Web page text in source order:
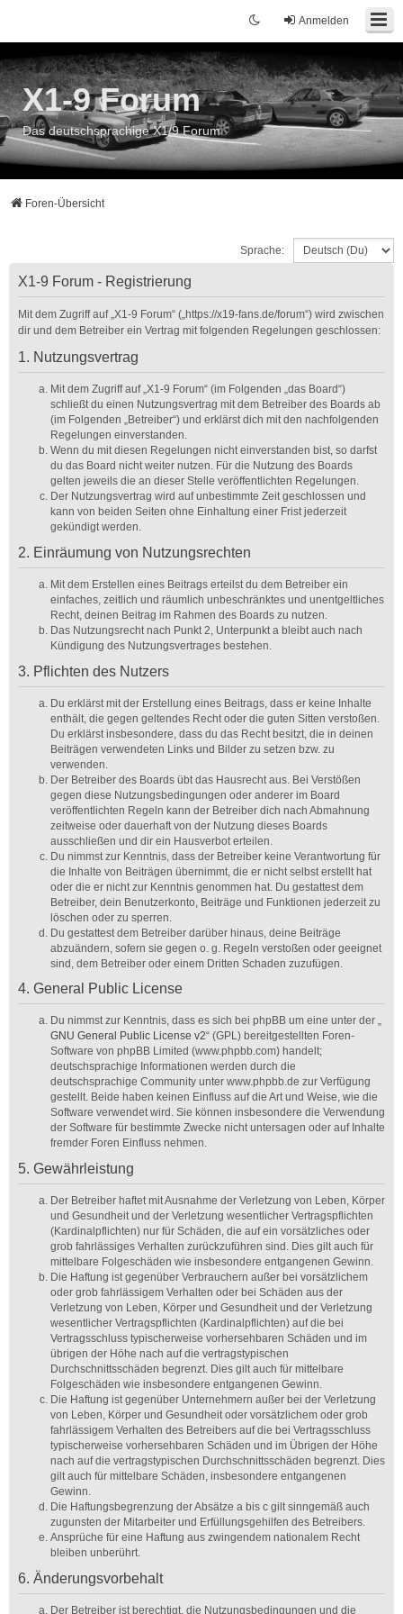
Anmelden
X1-9 Forum
Das deutschsprachige X1/9 Forum
Foren-Übersicht
Sprache:
X1-9 Forum - Registrierung
Mit dem Zugriff auf „X1-9 Forum“ („https://x19-fans.de/forum“) wird zwischen
dir und dem Betreiber ein Vertrag mit folgenden Regelungen geschlossen:
1. Nutzungsvertrag
Mit dem Zugriff auf „X1-9 Forum“ (im Folgenden „das Board“)
schließt du einen Nutzungsvertrag mit dem Betreiber des Boards ab
(im Folgenden „Betreiber“) und erklärst dich mit den nachfolgenden
Regelungen einverstanden.
Wenn du mit diesen Regelungen nicht einverstanden bist, so darfst
du das Board nicht weiter nutzen. Für die Nutzung des Boards
gelten jeweils die an dieser Stelle veröffentlichten Regelungen.
Der Nutzungsvertrag wird auf unbestimmte Zeit geschlossen und
kann von beiden Seiten ohne Einhaltung einer Frist jederzeit
gekündigt werden.
2. Einräumung von Nutzungsrechten
Mit dem Erstellen eines Beitrags erteilst du dem Betreiber ein
einfaches, zeitlich und räumlich unbeschränktes und unentgeltliches
Recht, deinen Beitrag im Rahmen des Boards zu nutzen.
Das Nutzungsrecht nach Punkt 2, Unterpunkt a bleibt auch nach
Kündigung des Nutzungsvertrages bestehen.
3. Pflichten des Nutzers
Du erklärst mit der Erstellung eines Beitrags, dass er keine Inhalte
enthält, die gegen geltendes Recht oder die guten Sitten verstoßen.
Du erklärst insbesondere, dass du das Recht besitzt, die in deinen
Beiträgen verwendeten Links und Bilder zu setzen bzw. zu
verwenden.
Der Betreiber des Boards übt das Hausrecht aus. Bei Verstößen
gegen diese Nutzungsbedingungen oder anderer im Board
veröffentlichten Regeln kann der Betreiber dich nach Abmahnung
zeitweise oder dauerhaft von der Nutzung dieses Boards
ausschließen und dir ein Hausverbot erteilen.
Du nimmst zur Kenntnis, dass der Betreiber keine Verantwortung für
die Inhalte von Beiträgen übernimmt, die er nicht selbst erstellt hat
oder die er nicht zur Kenntnis genommen hat. Du gestattest dem
Betreiber, dein Benutzerkonto, Beiträge und Funktionen jederzeit zu
löschen oder zu sperren.
Du gestattest dem Betreiber darüber hinaus, deine Beiträge
abzuändern, sofern sie gegen o. g. Regeln verstoßen oder geeignet
sind, dem Betreiber oder einem Dritten Schaden zuzufügen.
4. General Public License
Du nimmst zur Kenntnis, dass es sich bei phpBB um eine unter der „
GNU General Public License v2“ (GPL) bereitgestellten Foren-
Software von phpBB Limited (www.phpbb.com) handelt;
deutschsprachige Informationen werden durch die
deutschsprachige Community unter www.phpbb.de zur Verfügung
gestellt. Beide haben keinen Einfluss auf die Art und Weise, wie die
Software verwendet wird. Sie können insbesondere die Verwendung
der Software für bestimmte Zwecke nicht untersagen oder auf Inhalte
fremder Foren Einfluss nehmen.
5. Gewährleistung
Der Betreiber haftet mit Ausnahme der Verletzung von Leben, Körper
und Gesundheit und der Verletzung wesentlicher Vertragspflichten
(Kardinalpflichten) nur für Schäden, die auf ein vorsätzliches oder
grob fahrlässiges Verhalten zurückzuführen sind. Dies gilt auch für
mittelbare Folgeschäden wie insbesondere entgangenen Gewinn.
Die Haftung ist gegenüber Verbrauchern außer bei vorsätzlichem
oder grob fahrlässigem Verhalten oder bei Schäden aus der
Verletzung von Leben, Körper und Gesundheit und der Verletzung
wesentlicher Vertragspflichten (Kardinalpflichten) auf die bei
Vertragsschluss typischerweise vorhersehbaren Schäden und im
übrigen der Höhe nach auf die vertragstypischen
Durchschnittsschäden begrenzt. Dies gilt auch für mittelbare
Folgeschäden wie insbesondere entgangenen Gewinn.
Die Haftung ist gegenüber Unternehmern außer bei der Verletzung
von Leben, Körper und Gesundheit oder vorsätzlichem oder grob
fahrlässigem Verhalten des Betreibers auf die bei Vertragsschluss
typischerweise vorhersehbaren Schäden und im Übrigen der Höhe
nach auf die vertragstypischen Durchschnittsschäden begrenzt. Dies
gilt auch für mittelbare Schäden, insbesondere entgangenen
Gewinn.
Die Haftungsbegrenzung der Absätze a bis c gilt sinngemäß auch
zugunsten der Mitarbeiter und Erfüllungsgehilfen des Betreibers.
Ansprüche für eine Haftung aus zwingendem nationalem Recht
bleiben unberührt.
6. Änderungsvorbehalt
Der Betreiber ist berechtigt, die Nutzungsbedingungen und die